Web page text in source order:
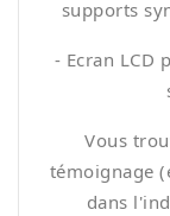
supports
- Ecran LCD
Vous
témoignage
dans